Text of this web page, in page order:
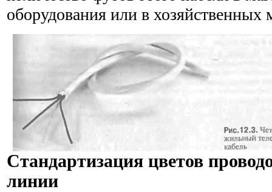
оборудо­вания или в хозяйственных
Стандартизация цветов
линии